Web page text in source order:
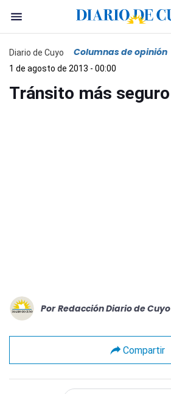
Diario de Cuyo Columnas de opinión
1 de agosto de 2013 - 00:00
Tránsito más seguro
Por Redacción Diario de Cuyo
Compartir